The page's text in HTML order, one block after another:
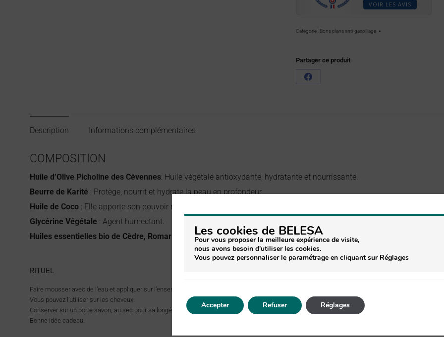
VOIR LES AVIS
Catégorie : Bons plans anti-gaspillage
Partager ce produit
Description Informations complémentaires
COMPOSITION
Huile d’Olive Picholine des Cévennes: Huile végétale antioxydante, hydratante et nourrissante.
Beurre de Karité : Protège, nourrit et hydrate la peau en profondeur.
Huile de Coco : Elle apporte son pouvoir moussant et une agréable onctuosité.
Glycérine Végétale : Agent humectant.
Huiles essentielles bio de Cèdre, Romarin, Eucalyptus: Parfum boisé et vivifiant.
RITUEL
Faire mousser avec de l’eau et appliquer sur l’ensemble du corps humide, puis rincer.
Vous pouvez l’utiliser sur les cheveux.
Conserver sur un porte savon, au sec pour sa longévité.
Bonne idée cadeau.
Les cookies de BELESA
Pour vous proposer la meilleure expérience de visite,
nous avons besoin d'utiliser les cookies.
Vous pouvez personnaliser le paramétrage en cliquant sur Réglages
Accepter Refuser Réglages